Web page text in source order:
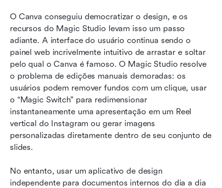
O Canva conseguiu democratizar o design, e os
recursos do Magic Studio levam isso um passo
adiante. A interface do usuário continua sendo o
painel web incrivelmente intuitivo de arrastar e soltar
pelo qual o Canva é famoso. O Magic Studio resolve
o problema de edições manuais demoradas: os
usuários podem remover fundos com um clique, usar
o “Magic Switch” para redimensionar
instantaneamente uma apresentação em um Reel
vertical do Instagram ou gerar imagens
personalizadas diretamente dentro de seu conjunto de
slides.
No entanto, usar um aplicativo de design
independente para documentos internos do dia a dia